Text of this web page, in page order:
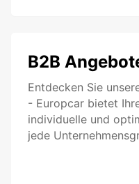
B2B
Entdecken Sie
- Europcar bietet
individuelle und
jede